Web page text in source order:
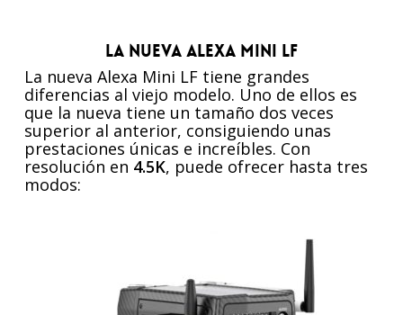
La nueva Alexa Mini LF
La nueva Alexa Mini LF tiene grandes
diferencias al viejo modelo. Uno de ellos es
que la nueva tiene un tamaño dos veces
superior al anterior, consiguiendo unas
prestaciones únicas e increíbles. Con
resolución en 4.5K, puede ofrecer hasta tres
modos: